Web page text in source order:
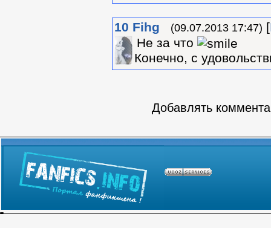
10 Fihg (09.07.2013 17:47) [
Не за что
Конечно, с
Добавлять